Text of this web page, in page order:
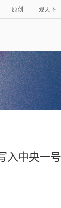
原创 观天下
入中央一号